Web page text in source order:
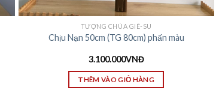
TƯỢNG CHÚA GIÊ-SU
Chịu Nạn 50cm (TG 80cm) phấn màu
3.100.000VNĐ
THÊM VÀO GIỎ HÀNG